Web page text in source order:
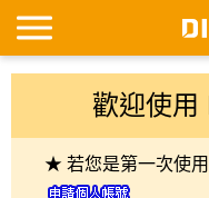
歡迎使用
★ 若您是第一次使